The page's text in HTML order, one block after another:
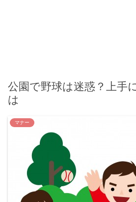
公園で野球は迷惑？上手
は
マナー